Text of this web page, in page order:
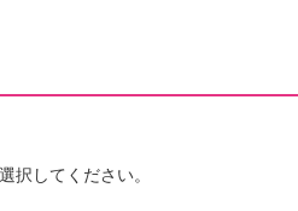
択してください。